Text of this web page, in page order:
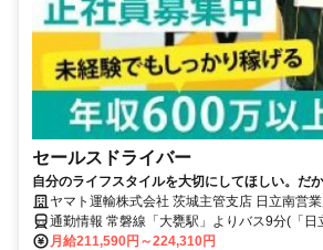
セールスドライバー
自分のライフスタイルを大切にしてほしい。だ
は収入も休日も充実
ヤマト運輸株式会社 茨城主管支店 日立南営
通勤情報 常磐線「大甕駅」よりバス9分(「日
徒歩3分)
月給211,590円～224,310円